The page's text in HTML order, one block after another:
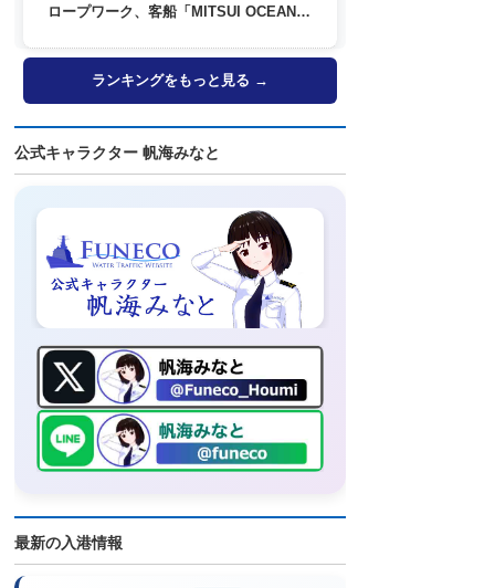
ロープワーク、客船「MITSUI OCEAN
ランキングをもっと見る →
公式キャラクター 帆海みなと
最新の入港情報